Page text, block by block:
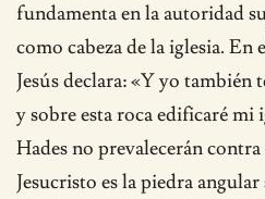
fundamenta en la autoridad
como cabeza de la iglesia. En
Jesús declara: «Y yo también
y sobre esta roca edificaré mi
Hades no prevalecerán
Jesucristo es la piedra